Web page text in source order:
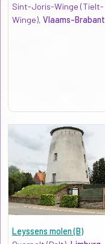
Sint-Joris-Winge (Tielt-
Winge), Vlaams-Brabant
Leyssens molen (B)